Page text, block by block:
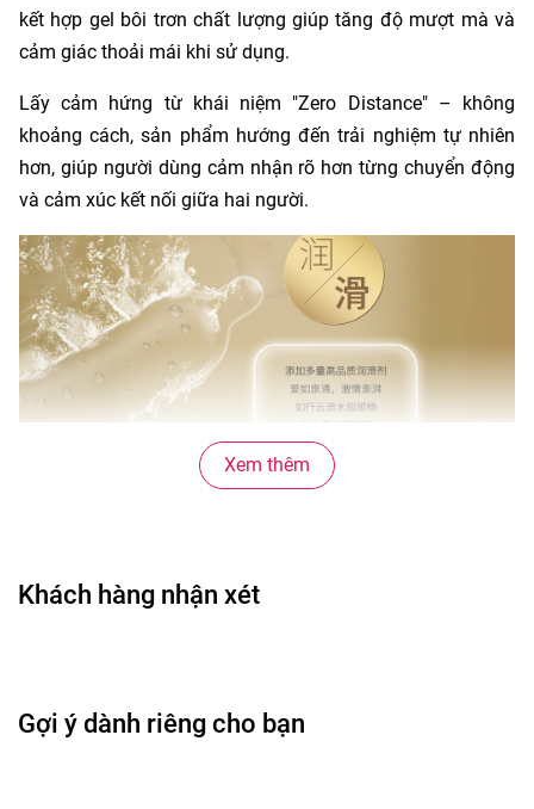
kết hợp gel bôi trơn chất lượng giúp tăng độ mượt mà và
cảm giác thoải mái khi sử dụng.
Lấy cảm hứng từ khái niệm "Zero Distance" – không
khoảng cách, sản phẩm hướng đến trải nghiệm tự nhiên
hơn, giúp người dùng cảm nhận rõ hơn từng chuyển động
và cảm xúc kết nối giữa hai người.
Xem thêm
Khách hàng nhận xét
Gợi ý dành riêng cho bạn